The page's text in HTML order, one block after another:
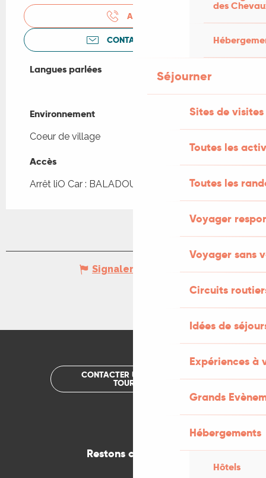
des
Séjourner
Sites de visites
Toutes les
Toutes les
Voyager
Voyager sans
Circuits
Idées de
Expériences à
Grands
Hébergements
Hôtels
APPELER
CONTACTEZ-NOUS
Langues parlées
Langues parlées
Environnement
Environnement
Coeur de village
Accès
Accès
Arrêt liO Car : BALADOU - Bourg à 211m
Signaler une erreur
CONTACTER UN OFFICE DE
TOURISME
Restons connectés